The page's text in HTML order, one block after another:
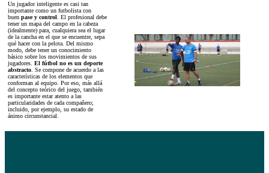
Un jugador inteligente es casi tan
importante como un futbolista con
buen pase y control. El profesional debe
tener un mapa del campo en la cabeza
(idealmente) para, cualquiera sea el lugar
de la cancha en el que se encuentre, sepa
qué hacer con la pelota. Del mismo
modo, debe tener un conocimiento
básico sobre los movimientos de sus
jugadores. El fútbol no es un deporte
abstracto. Se compone de acuerdo a las
características de los elementos que
conforman al equipo. Por eso, más allá
del concepto teórico del juego, también
es importante estar atento a las
particularidades de cada compañero;
incluido, por ejemplo, su estado de
ánimo circunstancial.